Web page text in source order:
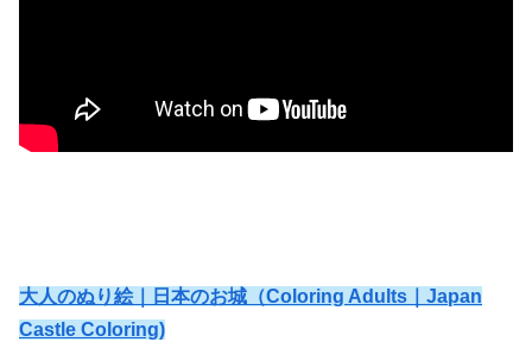
大人のぬり絵｜日本のお城（Coloring Adults｜Japan
Castle Coloring)